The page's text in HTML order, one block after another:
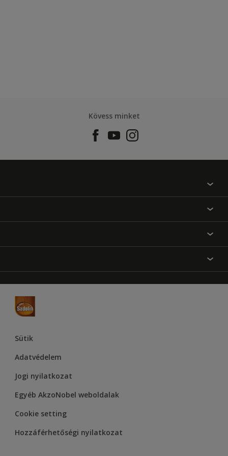
Kövess minket
Üzlet kereső
Inspiráció
Hozzáférhetőség
Dulux
Supralux
Sütik
Adatvédelem
Jogi nyilatkozat
Egyéb AkzoNobel weboldalak
Cookie setting
Hozzáférhetőségi nyilatkozat